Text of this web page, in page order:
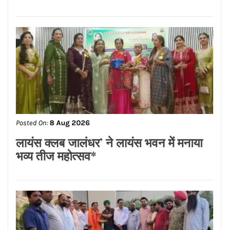
Posted On:8 Aug 2026
ਨਿਤਿਨ ਕੋਹਲੀ ਨੇ ਪੁਲਿਸ ਲਾਈਨ ਵਿੱਚ 95 ਲੱਖ
ਰੁਪਏ ਦੇ ਸੜਕ ਨਿਰਮਾਣ ਕਾਰਜਾਂ ਦਾ
ਉਦਘਾਟਨ ਕੀਤਾ